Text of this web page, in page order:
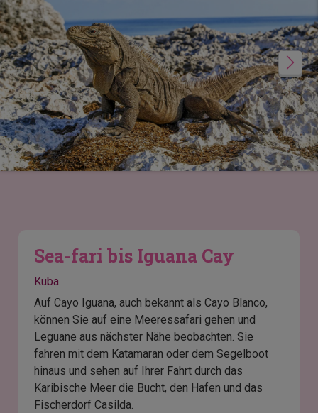
Sea-fari bis Iguana Cay
Kuba
Auf Cayo Iguana, auch bekannt als Cayo Blanco,
können Sie auf eine Meeressafari gehen und
Leguane aus nächster Nähe beobachten. Sie
fahren mit dem Katamaran oder dem Segelboot
hinaus und sehen auf Ihrer Fahrt durch das
Karibische Meer die Bucht, den Hafen und das
Fischerdorf Casilda.